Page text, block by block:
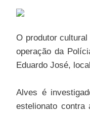
O produtor
operação da
Eduardo José,
Alves é
estelionato